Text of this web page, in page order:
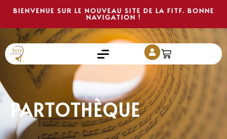
BIENVENUE SUR LE NOUVEAU SITE DE LA FITF. BONNE
NAVIGATION !
PARTOTHÈQUE